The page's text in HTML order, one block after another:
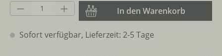
Produkt Anzahl: Gib den gewünschten
In den Warenkorb
Sofort verfügbar, Lieferzeit: 2-5 Tage